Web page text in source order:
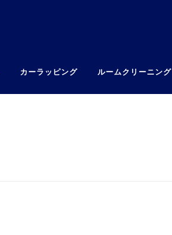
カーラッピング ルームクリーニング